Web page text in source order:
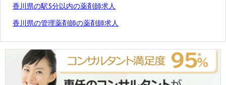
香川県の駅5分以内の薬剤師求人
香川県の管理薬剤師の薬剤師求人